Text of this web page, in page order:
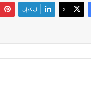
‫X لينكدإن